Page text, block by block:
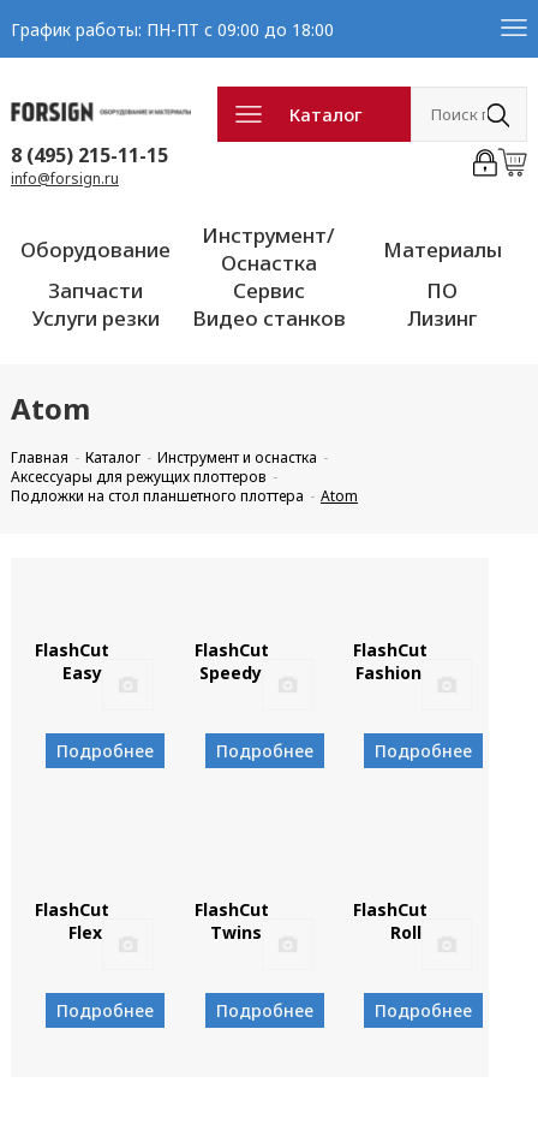
График работы: ПН-ПТ с 09:00 до 18:00
Каталог
8 (495) 215-11-15
info@forsign.ru
Оборудование
Инструмент/
Оснастка
Материалы
Запчасти
Сервис
ПО
Услуги резки
Видео станков Лизинг
Atom
Главная Каталог
Инструмент и оснастка
Аксессуары для режущих плоттеров
Подложки на стол планшетного плоттера
Atom
FlashCut
Easy
Подробнее
FlashCut
Speedy
Подробнее
FlashCut
Fashion
Подробнее
FlashCut
Flex
Подробнее
FlashCut
Twins
Подробнее
FlashCut
Roll
Подробнее